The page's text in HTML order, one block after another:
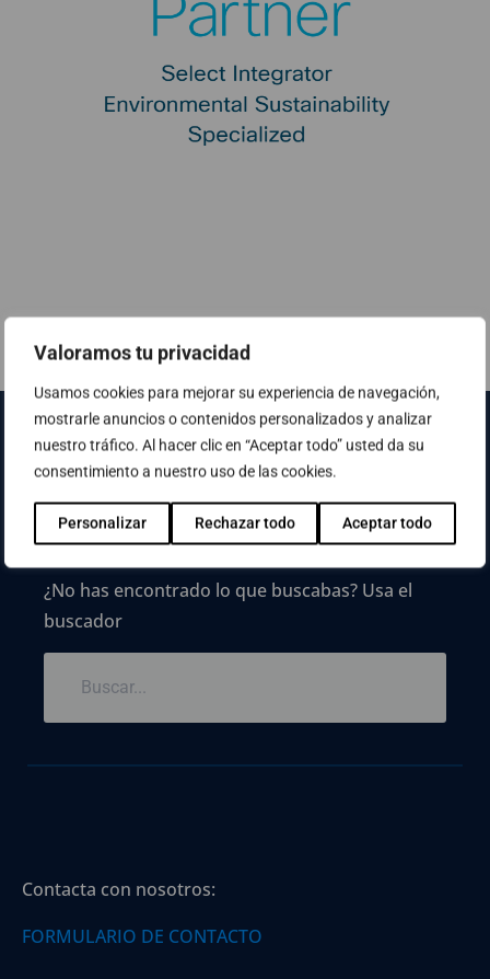
Valoramos tu privacidad
Usamos cookies para mejorar su experiencia de navegación,
mostrarle anuncios o contenidos personalizados y analizar
nuestro tráfico. Al hacer clic en “Aceptar todo” usted da su
consentimiento a nuestro uso de las cookies.
Personalizar Rechazar todo Aceptar todo
¿No has encontrado lo que buscabas? Usa el
buscador
Contacta con nosotros:
FORMULARIO DE CONTACTO